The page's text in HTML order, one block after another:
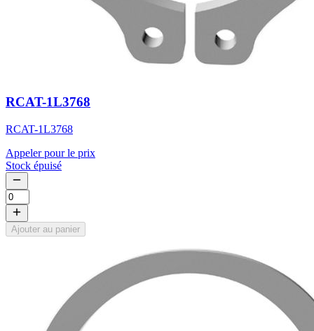
RCAT-1L3768
RCAT-1L3768
Appeler pour le prix
Stock épuisé
Ajouter au panier